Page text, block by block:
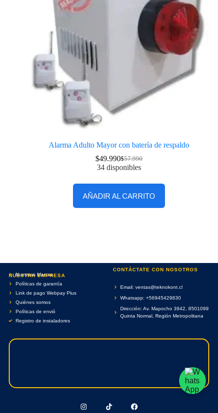
Alarma Adulto Mayor con batería de respaldo
$57.990
$49.990
34 disponibles
AÑADIR AL CARRITO
NUESTRA EMPRESA
Nuestras Marcas
Políticas de garantía
Link de pago Webpay Plus
Quiénes somos
Políticas de envió
Registro de instaladores
CONTÁCTATE CON NOSOTROS
Email: ventas@teknokont.cl
Whatsapp: +56945429830
Dirección: Av. Mapocho 3942, 8501099
Quinta Normal, Región Metropolitana